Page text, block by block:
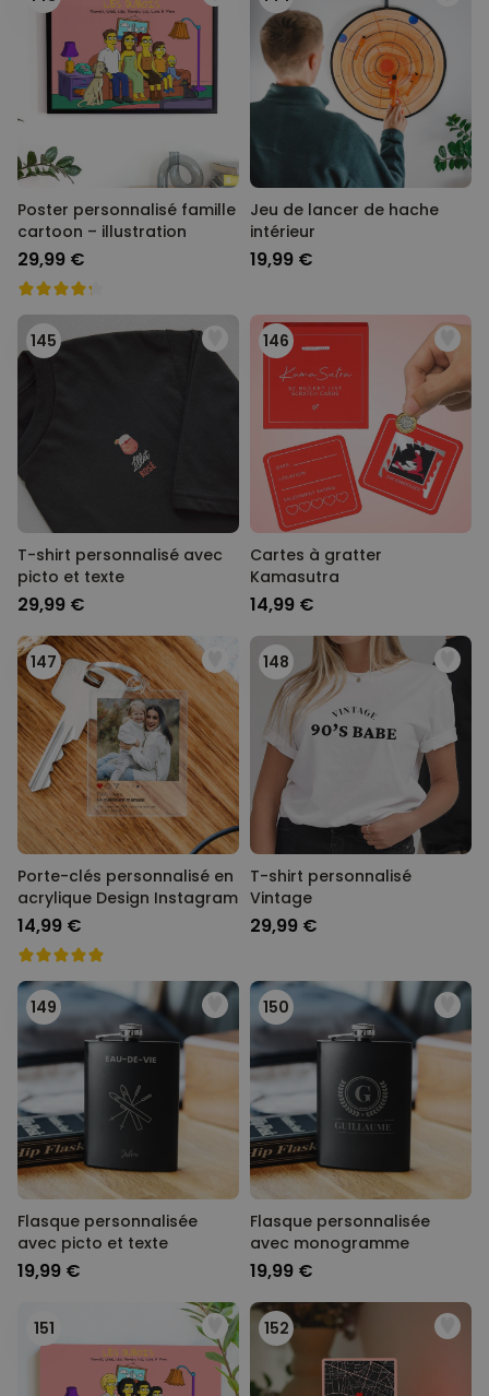
Poster personnalisé famille
cartoon – illustration
29,99 €
Jeu de lancer de hache
intérieur
19,99 €
145
T-shirt personnalisé avec
picto et texte
29,99 €
146
Cartes à gratter
Kamasutra
14,99 €
147
Porte-clés personnalisé en
acrylique Design Instagram
14,99 €
148
T-shirt personnalisé
Vintage
29,99 €
149
Flasque personnalisée
avec picto et texte
19,99 €
150
Flasque personnalisée
avec monogramme
19,99 €
151 152